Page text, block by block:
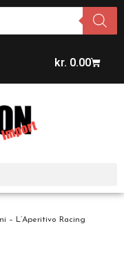
kr. 0.00
– L’Aperitivo Racing